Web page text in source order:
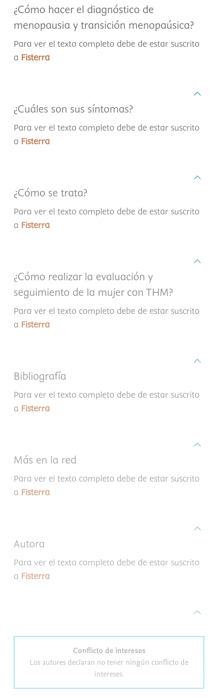
¿Cómo hacer el diagnóstico de
menopausia y transición menopaúsica?
Para ver el texto completo debe de estar suscrito
a Fisterra
¿Cuáles son sus síntomas?
Para ver el texto completo debe de estar suscrito
a Fisterra
¿Cómo se trata?
Para ver el texto completo debe de estar suscrito
a Fisterra
¿Cómo realizar la evaluación y
seguimiento de la mujer con THM?
Para ver el texto completo debe de estar suscrito
a Fisterra
Bibliografía
Para ver el texto completo debe de estar suscrito
a Fisterra
Más en la red
Para ver el texto completo debe de estar suscrito
a Fisterra
Autora
Para ver el texto completo debe de estar suscrito
a Fisterra
Conflicto de intereses
Los autores declaran no tener ningún conflicto de
intereses.